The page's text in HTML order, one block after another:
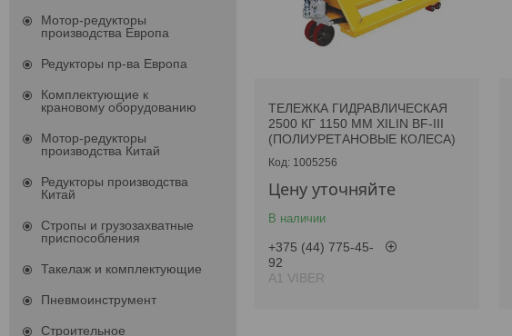
ТЕЛЕЖКА ГИДРАВЛИЧЕСКАЯ
2500 КГ 1150 ММ XILIN BF-III
(ПОЛИУРЕТАНОВЫЕ КОЛЕСА)
1005256
Цену уточняйте
В наличии
+375 (44) 775-45-
92
А1 VIBER
Мотор-редукторы
производства Европа
Редукторы пр-ва Европа
Комплектующие к
крановому оборудованию
Мотор-редукторы
производства Китай
Редукторы производства
Китай
Стропы и грузозахватные
приспособления
Такелаж и комплектующие
Пневмоинструмент
Строительное